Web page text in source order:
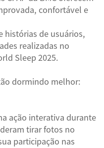
confortável e
histórias de usuários,
realizadas no
Sleep 2025.
dormindo melhor:
ação interativa durante
tirar fotos no
participação nas